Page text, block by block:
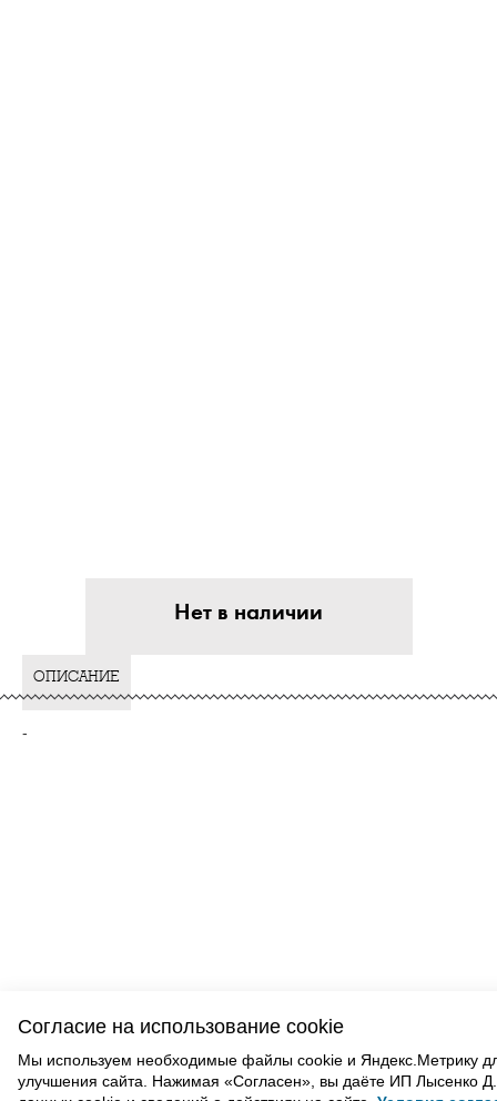
Нет в наличии
ОПИСАНИЕ
-
ВАМ ТАКЖЕ МОЖЕТ ПОНРАВИТЬСЯ
Согласие на использование cookie
Мы используем необходимые файлы cookie и Яндекс.Метрику
улучшения сайта. Нажимая «Согласен», вы даёте ИП Лысенко